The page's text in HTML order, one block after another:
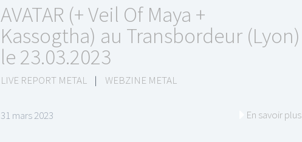
AVATAR (+ Veil Of Maya +
Kassogtha) au Transbordeur (Lyon)
le 23.03.2023
LIVE REPORT METAL | WEBZINE METAL
31 mars 2023 En savoir plus